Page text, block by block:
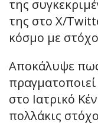
της
της στο X/
κόσμο με
Αποκάλυψε
στο Ιατρικό
πολλάκις